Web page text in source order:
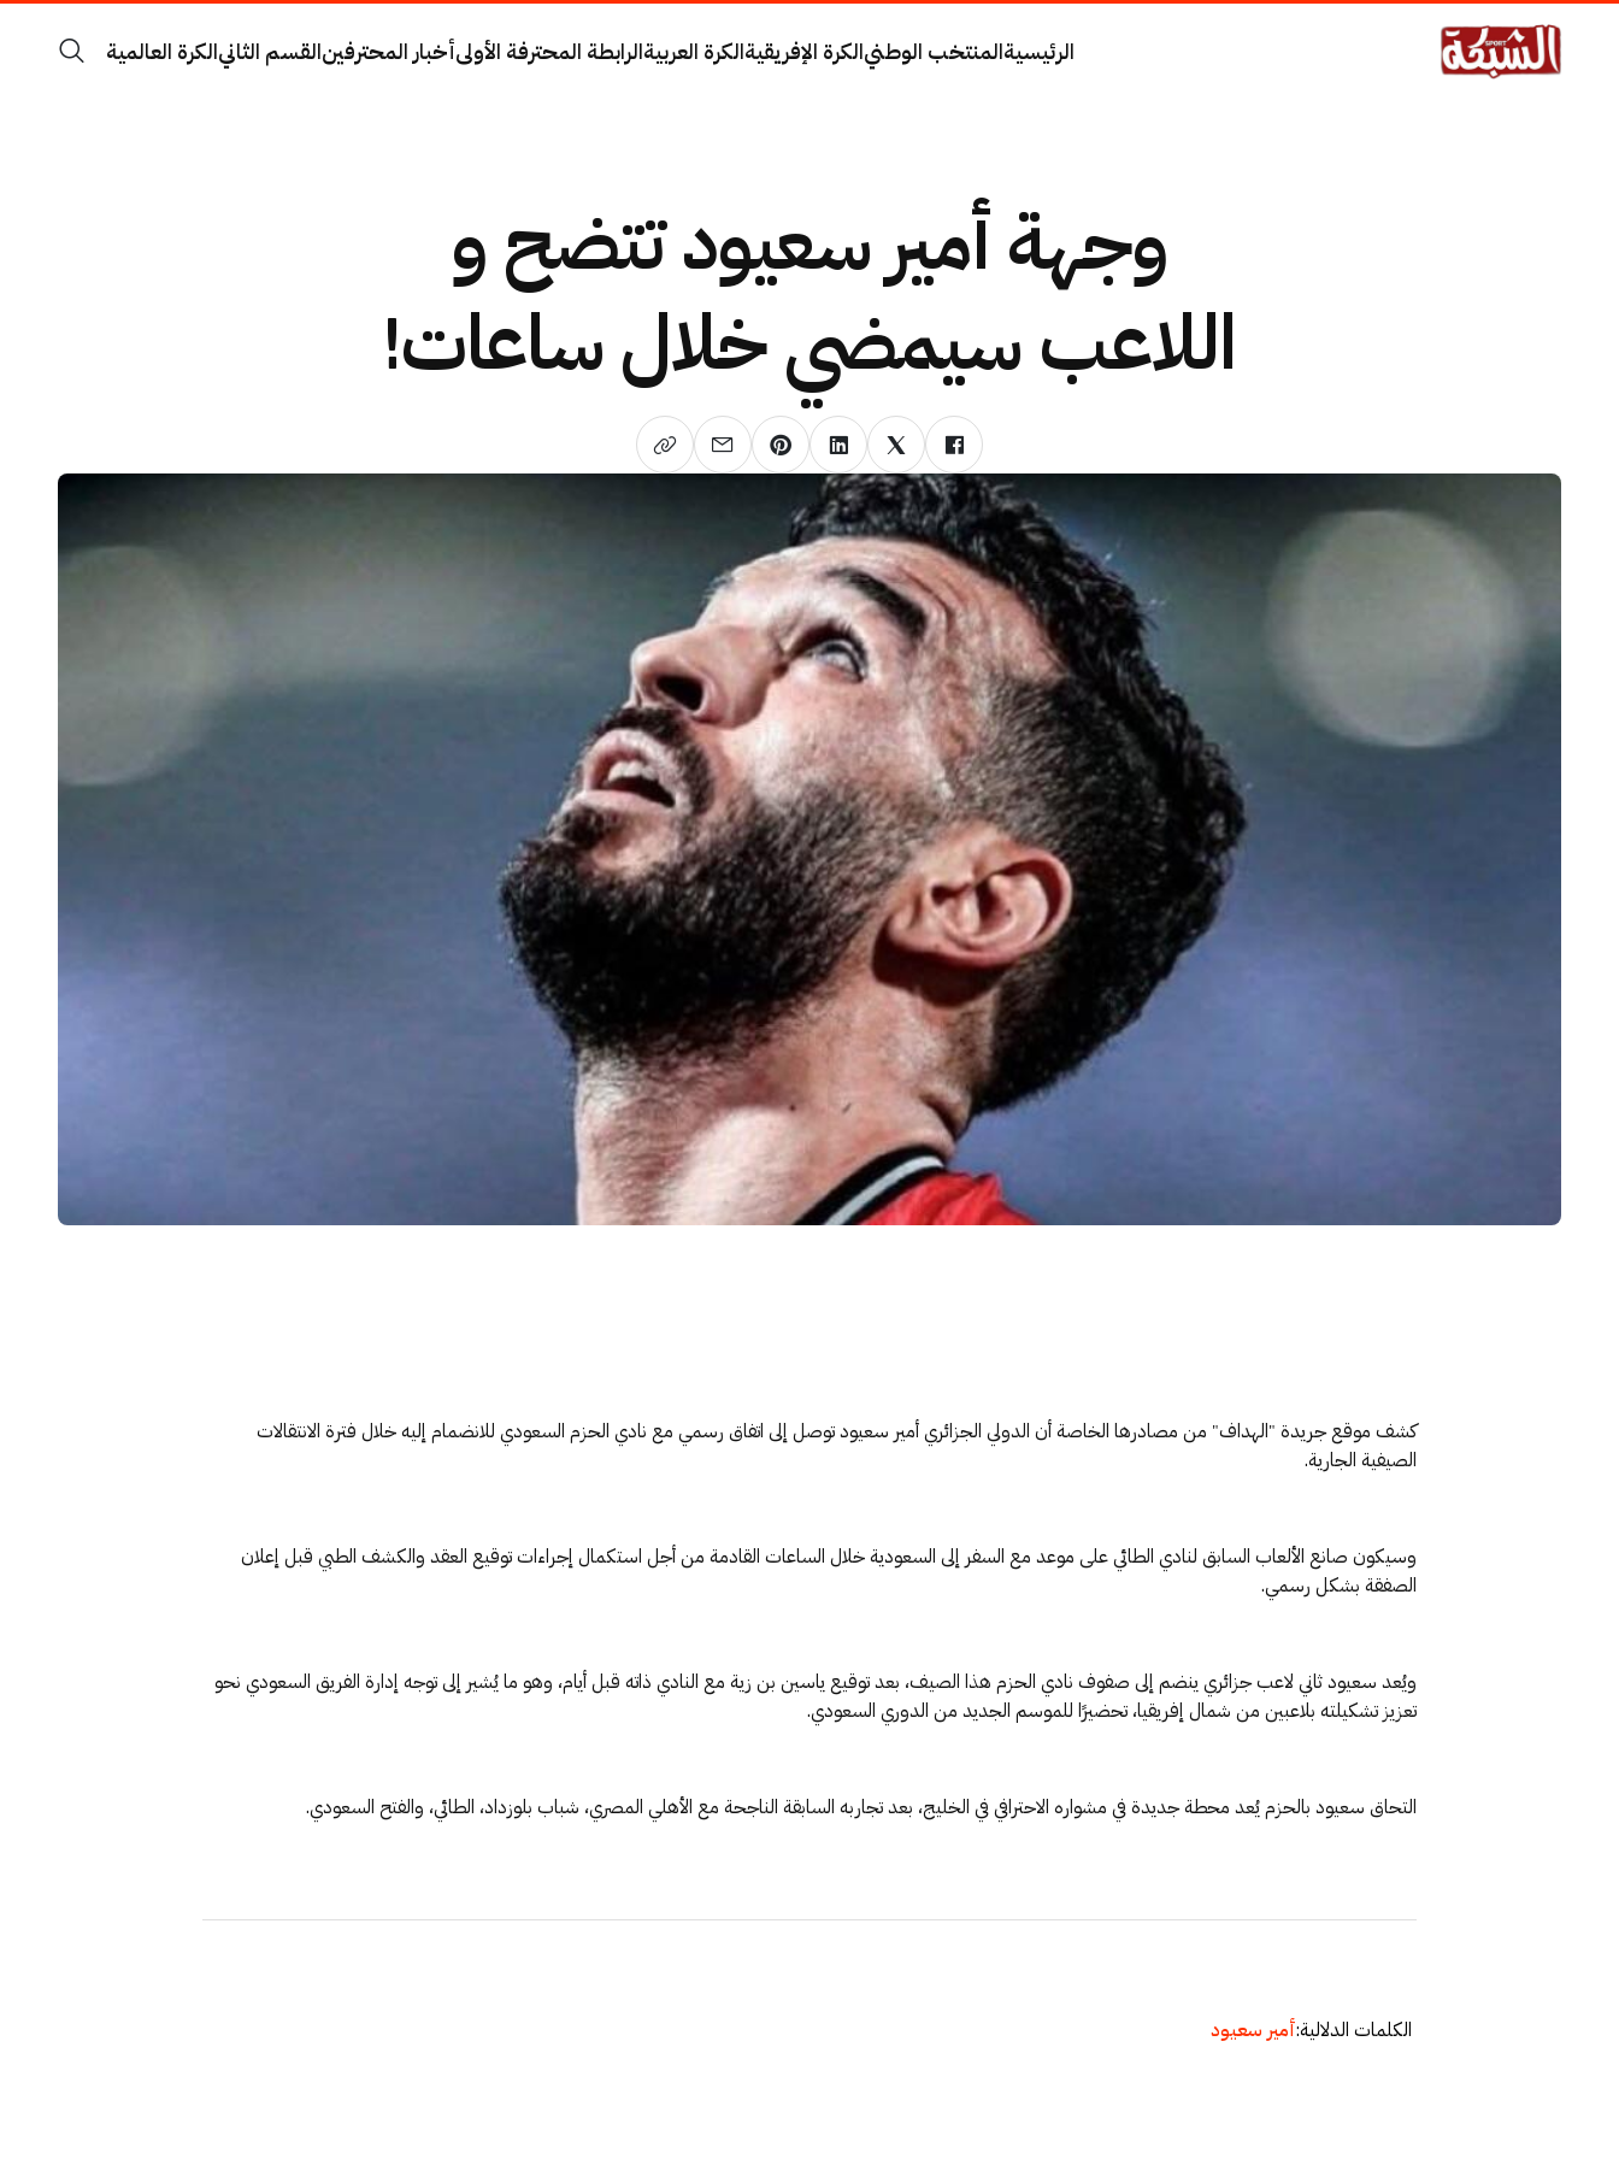
الرئيسيةالمنتخب الوطنيالكرة الإفريقيةالكرة العربيةالرابطة المحترفة الأولىأخبار المحترفينالقسم الثانيالكرة العالمية
وجهة أمير سعيود تتضح و
اللاعب سيمضي خلال ساعات!
كشف موقع جريدة "الهداف" من مصادرها الخاصة أن الدولي الجزائري أمير سعيود توصل إلى اتفاق رسمي مع نادي الحزم السعودي للانضمام إليه خلال فترة الانتقالات
الصيفية الجارية.
وسيكون صانع الألعاب السابق لنادي الطائي على موعد مع السفر إلى السعودية خلال الساعات القادمة من أجل استكمال إجراءات توقيع العقد والكشف الطبي قبل إعلان
الصفقة بشكل رسمي.
ويُعد سعيود ثاني لاعب جزائري ينضم إلى صفوف نادي الحزم هذا الصيف، بعد توقيع ياسين بن زية مع النادي ذاته قبل أيام، وهو ما يُشير إلى توجه إدارة الفريق السعودي نحو
تعزيز تشكيلته بلاعبين من شمال إفريقيا، تحضيرًا للموسم الجديد من الدوري السعودي.
التحاق سعيود بالحزم يُعد محطة جديدة في مشواره الاحترافي في الخليج، بعد تجاربه السابقة الناجحة مع الأهلي المصري، شباب بلوزداد، الطائي، والفتح السعودي.
الكلمات الدلالية:أمير سعيود